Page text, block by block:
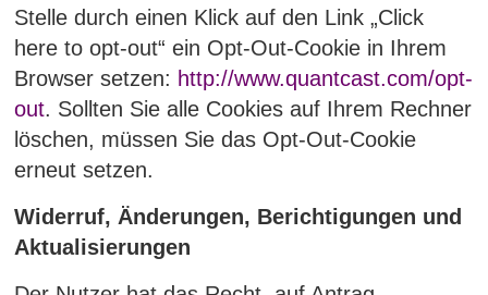
Stelle durch einen Klick auf den Link „Click
here to opt-out“ ein Opt-Out-Cookie in Ihrem
Browser setzen: http://www.quantcast.com/opt-
out. Sollten Sie alle Cookies auf Ihrem Rechner
löschen, müssen Sie das Opt-Out-Cookie
erneut setzen.
Widerruf, Änderungen, Berichtigungen und
Aktualisierungen